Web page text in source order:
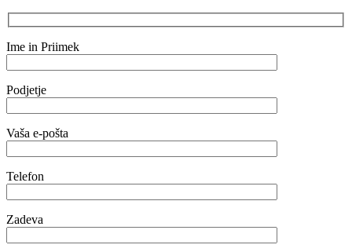
Ime in Priimek
Podjetje
Vaša e-pošta
Telefon
Zadeva